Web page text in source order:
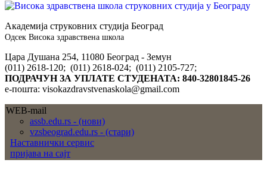
Академија струковних студија Београд
Одсек Висока здравствена школа
Цара Душана 254, 11080 Београд - Земун
(011) 2618-120; (011) 2618-024; (011) 2105-727;
ПОДРАЧУН ЗА УПЛАТЕ СТУДЕНАТА: 840-32801845-26
е-пошта: visokazdravstvenaskola@gmail.com
WEB-mail
assb.edu.rs - (нови)
vzsbeograd.edu.rs - (стари)
Наставнички сервис
пријава на сајт